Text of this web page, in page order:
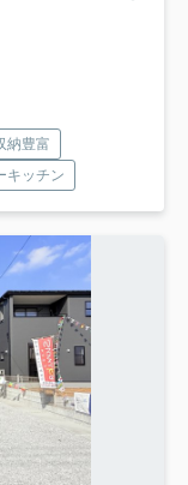
納豊富
キッチン